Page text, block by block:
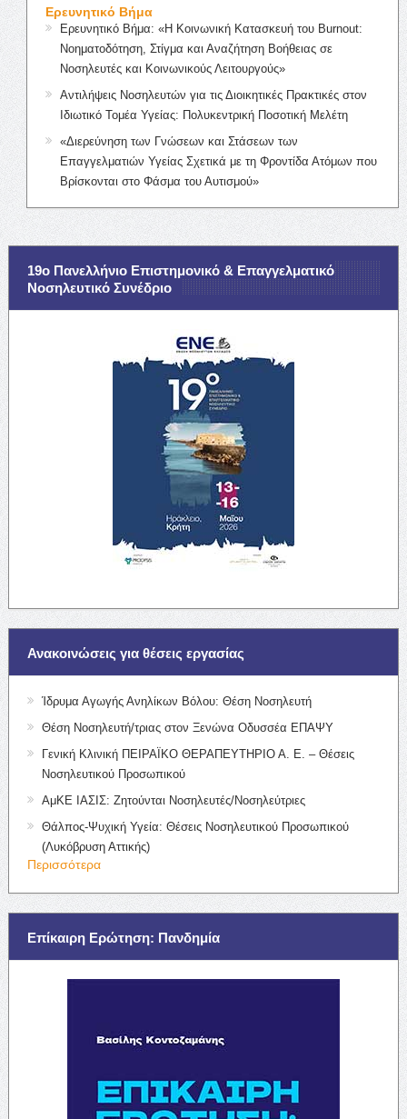
Ερευνητικό Βήμα
Ερευνητικό Βήμα: «Η Κοινωνική Κατασκευή του Burnout:
Νοηματοδότηση, Στίγμα και Αναζήτηση Βοήθειας σε
Νοσηλευτές και Κοινωνικούς Λειτουργούς»
Αντιλήψεις Νοσηλευτών για τις Διοικητικές Πρακτικές στον
Ιδιωτικό Τομέα Υγείας: Πολυκεντρική Ποσοτική Μελέτη
«Διερεύνηση των Γνώσεων και Στάσεων των
Επαγγελματιών Υγείας Σχετικά με τη Φροντίδα Ατόμων που
Βρίσκονται στο Φάσμα του Αυτισμού»
19ο Πανελλήνιο Επιστημονικό & Επαγγελματικό
Νοσηλευτικό Συνέδριο
Ανακοινώσεις για θέσεις εργασίας
Ίδρυμα Αγωγής Ανηλίκων Βόλου: Θέση Νοσηλευτή
Θέση Νοσηλευτή/τριας στον Ξενώνα Οδυσσέα ΕΠΑΨΥ
Γενική Κλινική ΠΕΙΡΑΪΚΟ ΘΕΡΑΠΕΥΤΗΡΙΟ Α. Ε. – Θέσεις
Νοσηλευτικού Προσωπικού
ΑμΚΕ ΙΑΣΙΣ: Ζητούνται Νοσηλευτές/Νοσηλεύτριες
Θάλπος-Ψυχική Υγεία: Θέσεις Νοσηλευτικού Προσωπικού
(Λυκόβρυση Αττικής)
Περισσότερα
Επίκαιρη Ερώτηση: Πανδημία